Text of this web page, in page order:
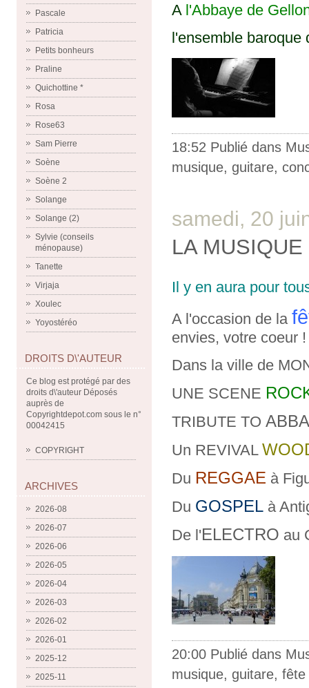
Pascale
Patricia
Petits bonheurs
Praline
Quichottine *
Rosa
Rose63
Sam Pierre
Soène
Soène 2
Solange
Solange (2)
Sylvie (conseils
ménopause)
Tanette
Virjaja
Xoulec
Yoyostéréo
DROITS D\'AUTEUR
Ce blog est protégé par des
droits d\'auteur Déposés
auprès de
Copyrightdepot.com sous le n°
00042415
COPYRIGHT
ARCHIVES
2026-08
2026-07
2026-06
2026-05
2026-04
2026-03
2026-02
2026-01
2025-12
2025-11
A l'Abbaye de
l'ensemble baroque
18:52 Publié dans
musique, guitare,
samedi, 20
LA
Il y en aura pour
A l'occasion de la
envies, votre coeur !
Dans la ville de
UNE SCENE
TRIBUTE TO ABBA
Un REVIVAL
Du REGGAE à
Du GOSPEL à
De l' ELECTRO au
20:00 Publié dans
musique, guitare, fête